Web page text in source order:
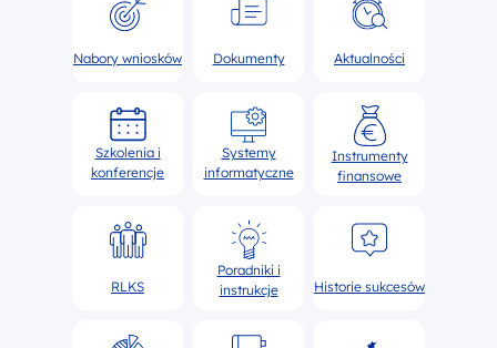
Nabory wniosków Dokumenty Aktualności
Szkolenia i
konferencje
Systemy
informatyczne
Instrumenty
finansowe
RLKS
Poradniki i
instrukcje
Historie sukcesów